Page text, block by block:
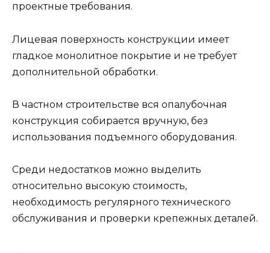
проектные требования.
Лицевая поверхность конструкции имеет
гладкое монолитное покрытие и не требует
дополнительной обработки.
В частном строительстве вся опалубочная
конструкция собирается вручную, без
использования подъемного оборудования.
Среди недостатков можно выделить
относительно высокую стоимость,
необходимость регулярного технического
обслуживания и проверки крепежных деталей.